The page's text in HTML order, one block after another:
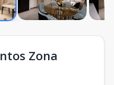
Zona